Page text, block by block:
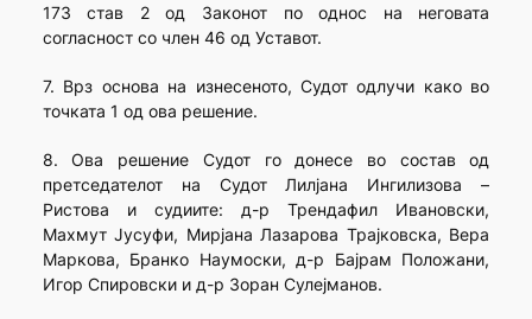
173 став 2 од Законот по однос на неговата
согласност со член 46 од Уставот.
7. Врз основа на изнесеното, Судот одлучи како во
точката 1 од ова решение.
8. Ова решение Судот го донесе во состав од
претседателот на Судот Лилјана Ингилизова –
Ристова и судиите: д-р Трендафил Ивановски,
Махмут Јусуфи, Мирјана Лазарова Трајковска, Вера
Маркова, Бранко Наумоски, д-р Бајрам Положани,
Игор Спировски и д-р Зоран Сулејманов.